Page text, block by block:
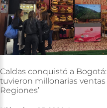
Caldas conquistó a Bogotá:
tuvieron millonarias ventas
Regiones’